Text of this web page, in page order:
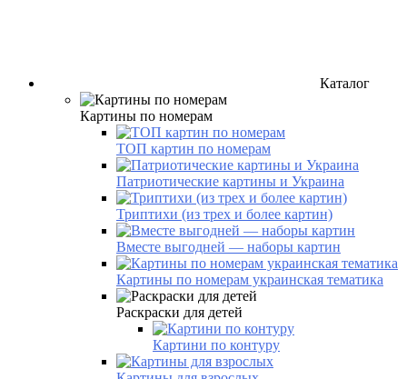
Каталог
Картины по номерам
ТОП картин по номерам
Патриотические картины и Украина
Триптихи (из трех и более картин)
Вместе выгодней — наборы картин
Картины по номерам украинская тематика
Раскраски для детей
Картини по контуру